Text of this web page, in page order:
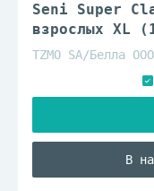
Seni Super
взрослых XL
TZMO SA/Белла ООО
В